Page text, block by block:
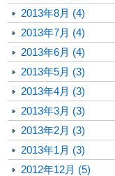
2013年8月 (4)
2013年7月 (4)
2013年6月 (4)
2013年5月 (3)
2013年4月 (3)
2013年3月 (3)
2013年2月 (3)
2013年1月 (3)
2012年12月 (5)